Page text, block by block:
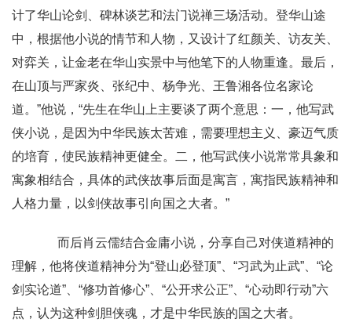
计了华山论剑、碑林谈艺和法门说禅三场活动。登华山途
中，根据他小说的情节和人物，又设计了红颜关、访友关、
对弈关，让金老在华山实景中与他笔下的人物重逢。最后，
在山顶与严家炎、张纪中、杨争光、王鲁湘各位名家论
道。”他说，“先生在华山上主要谈了两个意思：一，他写武
侠小说，是因为中华民族太苦难，需要理想主义、豪迈气质
的培育，使民族精神更健全。二，他写武侠小说常常具象和
寓象相结合，具体的武侠故事后面是寓言，寓指民族精神和
人格力量，以剑侠故事引向国之大者。”
而后肖云儒结合金庸小说，分享自己对侠道精神的
理解，他将侠道精神分为“登山必登顶”、“习武为止武”、“论
剑实论道”、“修功首修心”、“公开求公正”、“心动即行动”六
点，认为这种剑胆侠魂，才是中华民族的国之大者。